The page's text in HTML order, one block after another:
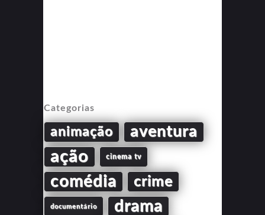
Categorias
animação aventura
ação cinema tv
comédia crime
documentário drama